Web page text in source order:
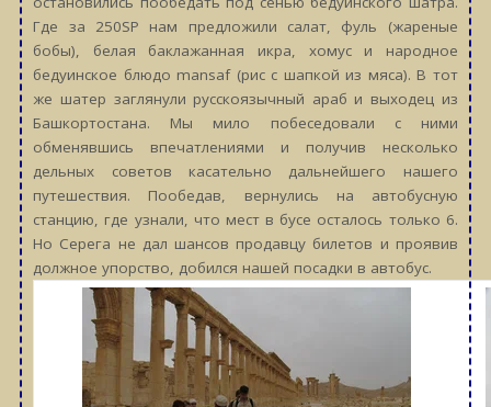
Где за 250SP нам предложили салат, фуль (жареные
бобы), белая баклажанная икра, хомус и народное
бедуинское блюдо mansaf (рис с шапкой из мяса). В тот
же шатер заглянули русскоязычный араб и выходец из
Башкортостана. Мы мило побеседовали с ними
обменявшись впечатлениями и получив несколько
дельных советов касательно дальнейшего нашего
путешествия. Пообедав, вернулись на автобусную
станцию, где узнали, что мест в бусе осталось только 6.
Но Серега не дал шансов продавцу билетов и проявив
должное упорство, добился нашей посадки в автобус.